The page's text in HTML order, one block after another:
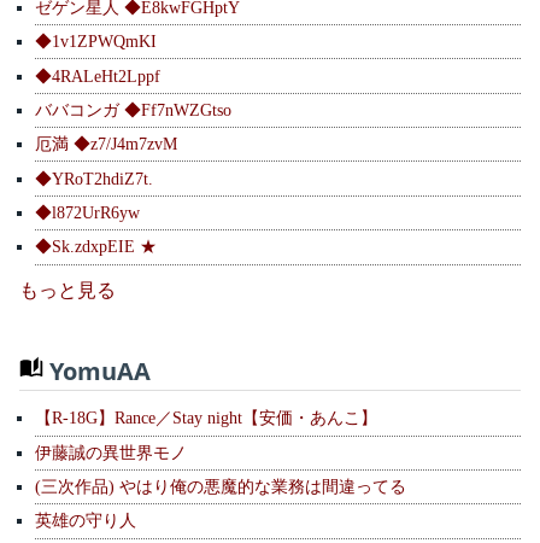
ゼゲン星人 ◆E8kwFGHptY
◆1v1ZPWQmKI
◆4RALeHt2Lppf
ババコンガ ◆Ff7nWZGtso
厄満 ◆z7/J4m7zvM
◆YRoT2hdiZ7t.
◆l872UrR6yw
◆Sk.zdxpEIE ★
もっと見る
YomuAA
【R-18G】Rance／Stay night【安価・あんこ】
伊藤誠の異世界モノ
(三次作品) やはり俺の悪魔的な業務は間違ってる
英雄の守り人